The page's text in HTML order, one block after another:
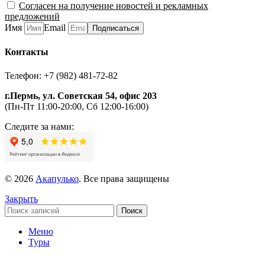
Согласен на получение новостей и рекламных
предложений
Имя
Email Подписаться
Контакты
Телефон: +7 (982) 481-72-82
г.Пермь, ул. Советская 54, офис 203
(Пн-Пт 11:00-20:00, Сб 12:00-16:00)
Следите за нами:
© 2026 Акапулько. Все права защищены
Закрыть
Поиск
Меню
Туры